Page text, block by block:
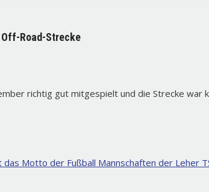
Road-Strecke
richtig gut mitgespielt und die Strecke
das Motto der Fußball Mannschaften der Leher